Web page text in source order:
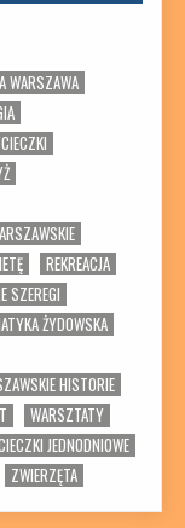
WARSZAWA
REKREACJA
SZEREGI
ŻYDOWSKA
HISTORIE
WARSZTATY
JEDNODNIOWE
ZWIERZĘTA